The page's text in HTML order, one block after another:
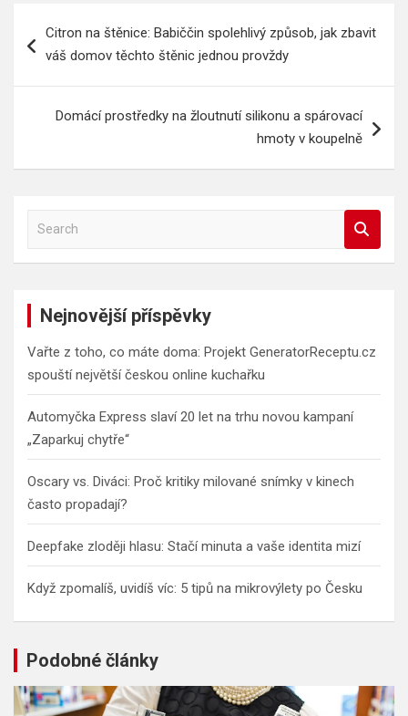
proCitron na štěnice: Babiččin spolehlivý způsob, jak zbavit
váš domov těchto štěnic jednou provždy
Domácí prostředky na žloutnutí silikonu a spárovací
hmoty v koupelně
a
Nejnovější příspěvky
Vařte z toho, co máte doma: Projekt GeneratorReceptu.cz
spouští největší českou online kuchařku
Automyčka Express slaví 20 let na trhu novou kampaní
„Zaparkuj chytře“
Oscary vs. Diváci: Proč kritiky milované snímky v kinech
často propadají?
Deepfake zloději hlasu: Stačí minuta a vaše identita mizí
Když zpomalíš, uvidíš víc: 5 tipů na mikrovýlety po Česku
Podobné články